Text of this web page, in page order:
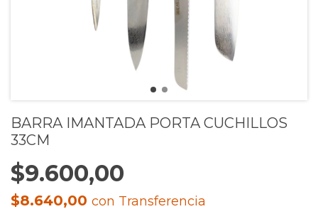
BARRA IMANTADA PORTA CUCHILLOS
33CM
$9.600,00
$8.640,00 con Transferencia